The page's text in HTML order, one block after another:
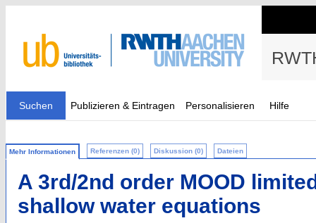
Suchen Publizieren & Eintragen Personalisieren Hilfe
Mehr Informationen Referenzen (0) Diskussion (0) Dateien
A 3rd/2nd order MOOD
shallow water equations